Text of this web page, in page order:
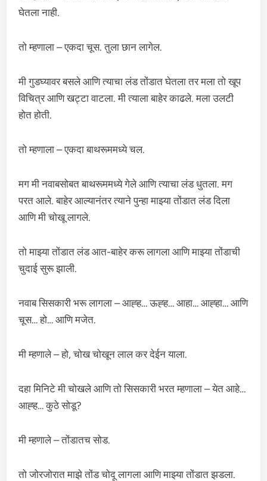
घेतला नाही.
तो म्हणाला – एकदा चूस. तुला छान लागेल.
मी गुडघ्यावर बसले आणि त्याचा लंड तोंडात घेतला तर मला तो खूप
विचित्र आणि खट्टा वाटला. मी त्याला बाहेर काढले. मला उलटी
होत होती.
तो म्हणाला – एकदा बाथरूममध्ये चल.
मग मी नवाबसोबत बाथरूममध्ये गेले आणि त्याचा लंड धुतला. मग
परत आले. बाहेर आल्यानंतर त्याने पुन्हा माझ्या तोंडात लंड दिला
आणि मी चोखू लागले.
तो माझ्या तोंडात लंड आत-बाहेर करू लागला आणि माझ्या तोंडाची
चुदाई सुरू झाली.
नवाब सिसकारी भरू लागला – आह्ह… ऊह्ह… आहा… आह्हा… आणि
चूस… हो… आणि मजेत.
मी म्हणाले – हो, चोख चोखून लाल कर देईन याला.
दहा मिनिटे मी चोखले आणि तो सिसकारी भरत म्हणाला – येत आहे…
आह्ह… कुठे सोडू?
मी म्हणाले – तोंडातच सोड.
तो जोरजोरात माझे तोंड चोदू लागला आणि माझ्या तोंडात झडला.